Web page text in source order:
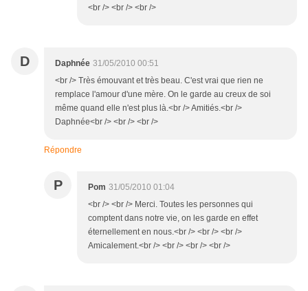
<br /> <br /> <br />
D Daphnée 31/05/2010 00:51
<br /> Très émouvant et très beau. C'est vrai que rien ne
remplace l'amour d'une mère. On le garde au creux de soi
même quand elle n'est plus là.<br /> Amitiés.<br />
Daphnée<br /> <br /> <br />
Répondre
P Pom 31/05/2010 01:04
<br /> <br /> Merci. Toutes les personnes qui
comptent dans notre vie, on les garde en effet
éternellement en nous.<br /> <br /> <br />
Amicalement.<br /> <br /> <br /> <br />